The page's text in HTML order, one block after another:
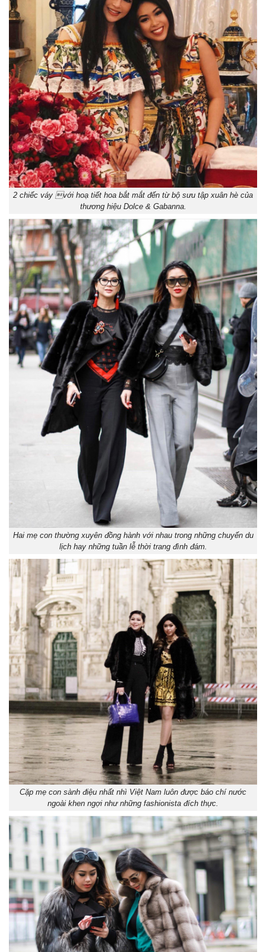
2 chiếc váy với hoạ tiết hoa bắt mắt đến từ bộ sưu tập xuân hè của
thương hiệu Dolce & Gabanna.
Hai mẹ con thường xuyên đồng hành với nhau trong những chuyến du
lịch hay những tuần lễ thời trang đình đám.
Cặp mẹ con sành điệu nhất nhì Việt Nam luôn được báo chí nước
ngoài khen ngợi như những fashionista đích thực.